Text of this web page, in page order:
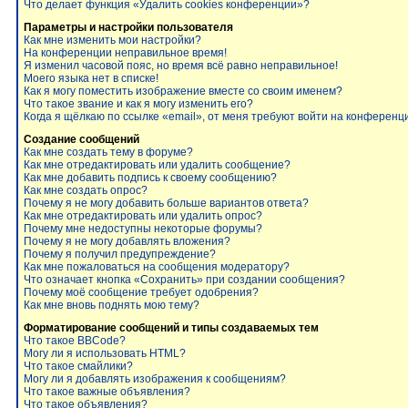
Что делает функция «Удалить cookies конференции»?
Параметры и настройки пользователя
Как мне изменить мои настройки?
На конференции неправильное время!
Я изменил часовой пояс, но время всё равно неправильное!
Моего языка нет в списке!
Как я могу поместить изображение вместе со своим именем?
Что такое звание и как я могу изменить его?
Когда я щёлкаю по ссылке «email», от меня требуют войти на
Создание сообщений
Как мне создать тему в форуме?
Как мне отредактировать или удалить сообщение?
Как мне добавить подпись к своему сообщению?
Как мне создать опрос?
Почему я не могу добавить больше вариантов ответа?
Как мне отредактировать или удалить опрос?
Почему мне недоступны некоторые форумы?
Почему я не могу добавлять вложения?
Почему я получил предупреждение?
Как мне пожаловаться на сообщения модератору?
Что означает кнопка «Сохранить» при создании сообщения?
Почему моё сообщение требует одобрения?
Как мне вновь поднять мою тему?
Форматирование сообщений и типы создаваемых тем
Что такое BBCode?
Могу ли я использовать HTML?
Что такое смайлики?
Могу ли я добавлять изображения к сообщениям?
Что такое важные объявления?
Что такое объявления?